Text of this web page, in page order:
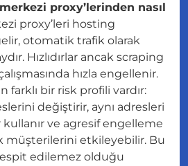
proxy’lerinden nasıl
proxy’leri hosting
otomatik trafik olarak
Hızlıdırlar ancak scraping
hızla engellenir.
farklı bir risk profili vardır:
değiştirir, aynı adresleri
kullanır ve agresif engelleme
müşterilerini etkileyebilir. Bu
edilemez olduğu